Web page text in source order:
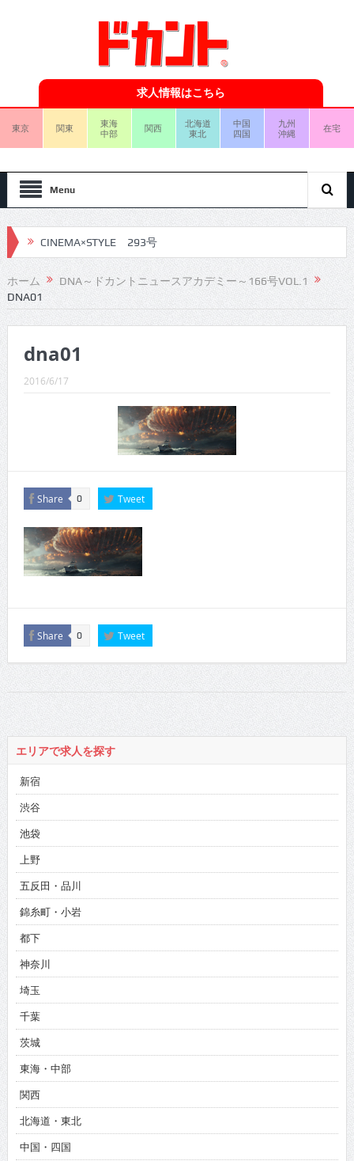
求人情報はこちら
東京 関東
東海
中部
関西
北海道
東北
中国
四国
九州
沖縄
在宅
Menu
CINEMA×STYLE 293号
CINEMA×STYLE 292号
CINEMA×STYLE 291号
CINEMA×STYLE 289号
CINEMA×STYLE 287号
CINEMA×STYLE 286号
CINEMA×STYLE 294号
ホーム
DNA～ドカントニュースアカデミー～166号VOL.1
DNA01
dna01
2016/6/17
Share 0 Tweet
Share 0 Tweet
エリアで求人を探す
新宿
渋谷
池袋
上野
五反田・品川
錦糸町・小岩
都下
神奈川
埼玉
千葉
茨城
東海・中部
関西
北海道・東北
中国・四国